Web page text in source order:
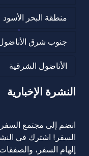
منطقة البحر الأسود
جنوب شرق
الأناضول الشرقية
النشرة الإخبارية
انضم إلى مجتمع
السفر! اشترك في
إلهام السفر،